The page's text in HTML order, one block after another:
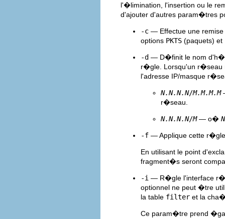
l'�limination, l'insertion ou le
d'ajouter d'autres param�tres
-c — Effectue une
options PKTS (paquets) et
-d — D�finit le nom
r�gle. Lorsqu'un r�seau
l'adresse IP/masque
N.N.N.N/M.M.M.M
r�seau.
N.N.N.N/M— o�
-f — Applique cette
En utilisant le point
fragment�s seront
-i — R�gle l'interface
optionnel ne peut �tre
la table filter et la
Ce param�tre prend